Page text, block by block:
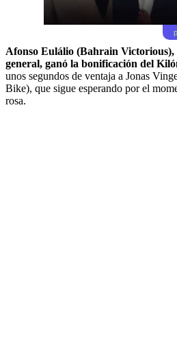
Afonso Eulálio (Bahrain Victorious),
general, ganó la bonificación del
unos segundos de ventaja a Jonas
Bike), que sigue esperando por el
rosa.